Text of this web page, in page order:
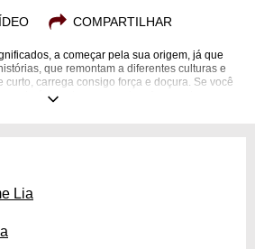
COMPARTILHAR
a começar pela sua origem, já que
que remontam a diferentes culturas e
curto, carrega consigo força e doçura. Se você
ela é rara de se encontrar. Apesar do nome
mais sobre o significado do nome Lia.
Lia